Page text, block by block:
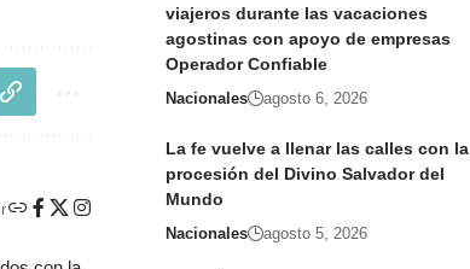
viajeros durante las vacaciones
agostinas con apoyo de empresas
Operador Confiable
Nacionales agosto 6, 2026
La fe vuelve a llenar las calles con la
procesión del Divino Salvador del
Mundo
Nacionales agosto 5, 2026